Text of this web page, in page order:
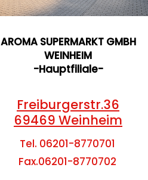
AROMA SUPERMARKT GMBH
WEINHEIM
-Hauptfiliale-
Freiburgerstr.36
69469 Weinheim
Tel. 06201-8770701
Fax.06201-8770702